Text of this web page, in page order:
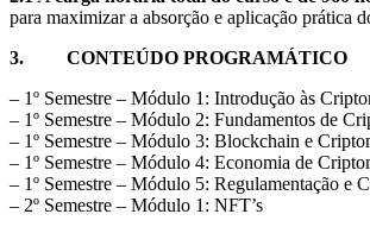
para maximizar a absorção e aplicação prática
3. CONTEÚDO PROGRAMÁTICO
– 1º Semestre – Módulo 1: Introdução às
– 1º Semestre – Módulo 2: Fundamentos de
– 1º Semestre – Módulo 3: Blockchain e
– 1º Semestre – Módulo 4: Economia de
– 1º Semestre – Módulo 5: Regulamentação e
– 2º Semestre – Módulo 1: NFT’s